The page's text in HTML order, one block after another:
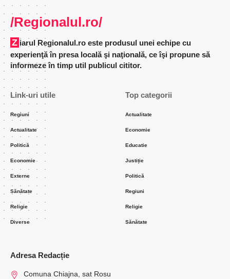
/Regionalul.ro/
Ziarul Regionalul.ro este produsul unei echipe cu
experienţă în presa locală şi naţională, ce îşi propune să
informeze în timp util publicul cititor.
Link-uri utile
Regiuni
Actualitate
Politică
Economie
Externe
Sănătate
Religie
Diverse
Top categorii
Actualitate
Economie
Educatie
Justiție
Politică
Regiuni
Religie
Sănătate
Adresa Redacție
Comuna Chiajna, sat Rosu